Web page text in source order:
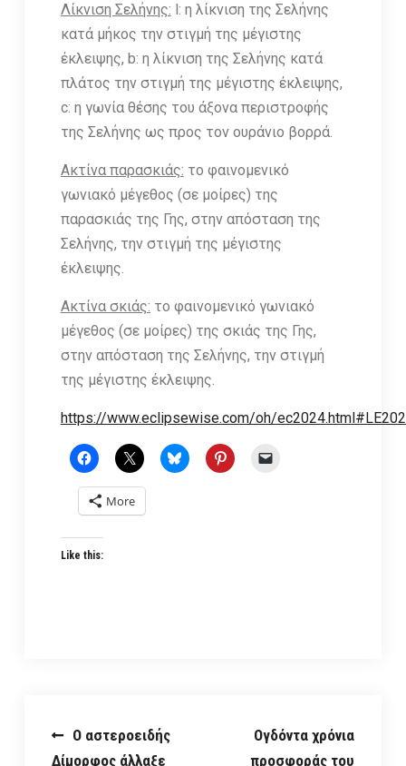
Λίκνιση Σελήνης: l: η λίκνιση της Σελήνης
κατά μήκος την στιγμή της μέγιστης
έκλειψης, b: η λίκνιση της Σελήνης κατά
πλάτος την στιγμή της μέγιστης έκλειψης,
c: η γωνία θέσης του άξονα περιστροφής
της Σελήνης ως προς τον ουράνιο βορρά.
Ακτίνα παρασκιάς: το φαινομενικό
γωνιακό μέγεθος (σε μοίρες) της
παρασκιάς της Γης, στην απόσταση της
Σελήνης, την στιγμή της μέγιστης
έκλειψης.
Ακτίνα σκιάς: το φαινομενικό γωνιακό
μέγεθος (σε μοίρες) της σκιάς της Γης,
στην απόσταση της Σελήνης, την στιγμή
της μέγιστης έκλειψης.
https://www.eclipsewise.com/oh/
More
Like this:
PostΟ αστεροειδής
Δίμορφος άλλαξε
Ογδόντα χρόνια
προσφοράς του